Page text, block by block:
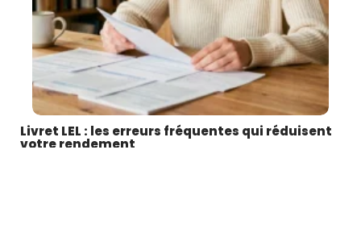
Livret LEL : les erreurs fréquentes qui réduisent
votre rendement